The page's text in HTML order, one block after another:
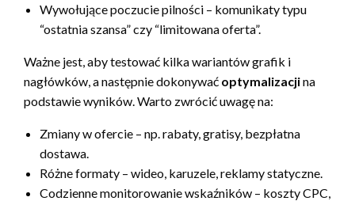
Wywołujące poczucie pilności – komunikaty typu
“ostatnia szansa” czy “limitowana oferta”.
Ważne jest, aby testować kilka wariantów grafik i
nagłówków, a następnie dokonywać optymalizacjina
podstawie wyników. Warto zwrócić uwagę na:
Zmiany w ofercie – np. rabaty, gratisy, bezpłatna
dostawa.
Różne formaty – wideo, karuzele, reklamy statyczne.
Codzienne monitorowanie wskaźników – koszty CPC,